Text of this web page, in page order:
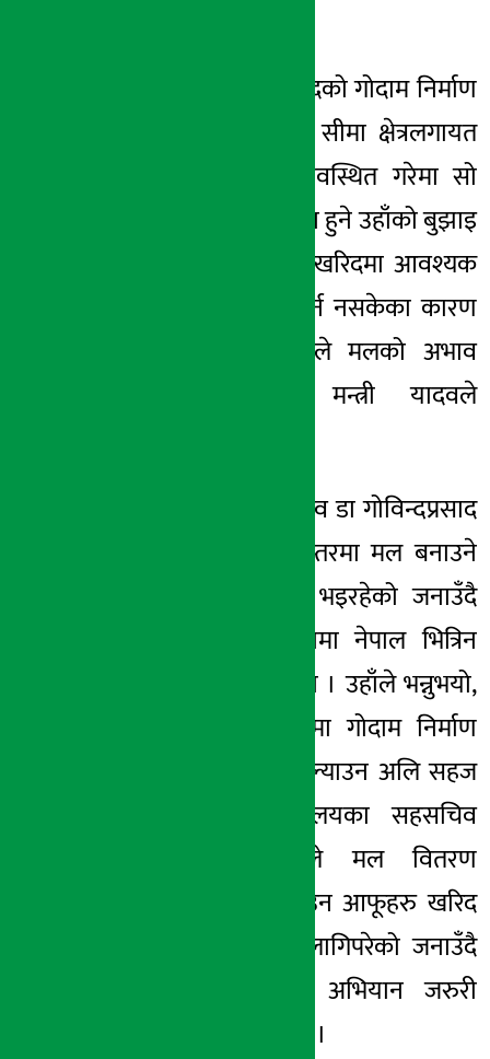
सातै प्रदेशमा मलखादको गोदाम निर्माण
गरी बन्दरगाह अनि सीमा क्षेत्रलगायत
सडक आदिलाई व्यवस्थित गरेमा सो
समस्या चाँडै समाधान हुने उहाँको बुझाइ
छ । सरकारले मल खरिदमा आवश्यक
बजेट व्यवस्थापन गर्न नसकेका कारण
प्रत्येक वर्ष किसानले मलको अभाव
भोगिरहनु परेको मन्त्री यादवले
सो मन्त्रालयका सचिव डा गोविन्दप्रसाद
शर्माले अन्तर्राष्ट्रिय स्तरमा मल बनाउने
इन्धनको मूल्यवृद्धि भइरहेको जनाउँदै
त्यसैले पर्याप्त मात्रामा नेपाल भित्रिन
नसकेको बताउनुभयो । उहाँले भन्नुभयो,
“यदि केरुङ नाकामा गोदाम निर्माण
भइदिएको भए मल ल्याउन अलि सहज
हुने थियो ।”मन्त्रालयका सहसचिव
राजेन्द्रप्रसाद मिश्रले मल वितरण
अभियान चुस्त बनाउन आफूहरु खरिद
ऐन सहज बनाउन लागिपरेको जनाउँदै
किसान सूचीकरण अभियान जरुरी
रहेको औँल्याउनुभयो ।